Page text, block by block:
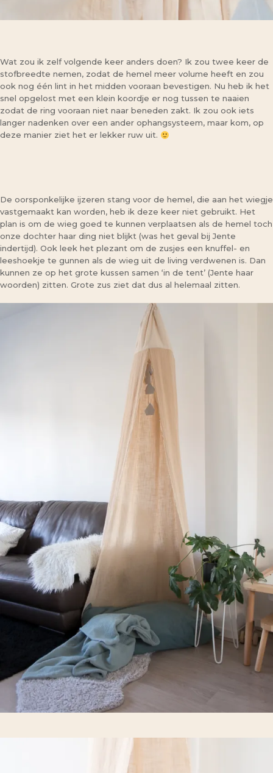
Wat zou ik zelf volgende keer anders doen? Ik zou twee keer de
stofbreedte nemen, zodat de hemel meer volume heeft en zou
ook nog één lint in het midden vooraan bevestigen. Nu heb ik het
snel opgelost met een klein koordje er nog tussen te naaien
zodat de ring vooraan niet naar beneden zakt. Ik zou ook iets
langer nadenken over een ander ophangsysteem, maar kom, op
deze manier ziet het er lekker ruw uit.
De oorsponkelijke ijzeren stang voor de hemel, die aan het wiegje
vastgemaakt kan worden, heb ik deze keer niet gebruikt. Het
plan is om de wieg goed te kunnen verplaatsen als de hemel toch
onze dochter haar ding niet blijkt (was het geval bij Jente
indertijd). Ook leek het plezant om de zusjes een knuffel- en
leeshoekje te gunnen als de wieg uit de living verdwenen is. Dan
kunnen ze op het grote kussen samen ‘in de tent’ (Jente haar
woorden) zitten. Grote zus ziet dat dus al helemaal zitten.